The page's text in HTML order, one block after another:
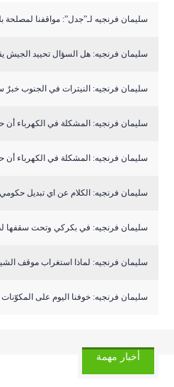
سليمان فرنجيه لـ”جدل”: مواقفنا لمصلحة
سليمان فرنجيه: هل السؤال تحييد الجيش
سليمان فرنجيه: النيترات في الجنوب خبرٌ
سليمان فرنجيه: المشكلة في الكهرباء
سليمان فرنجيه: المشكلة في الكهرباء
سليمان فرنجيه: الكلام عن اي تبديل
سليمان فرنجيه: في بكركي وتحت سقفها
سليمان فرنجيه: لماذا استغراب موقف
سليمان فرنجيه: خوفنا اليوم على
أخبار مهمة